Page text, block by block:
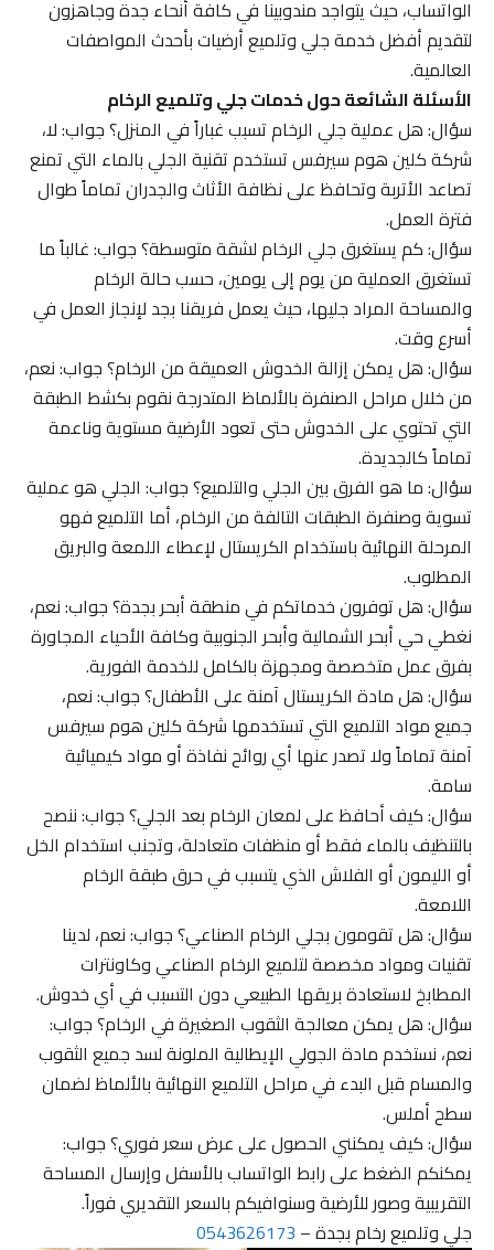
الواتساب، حيث يتواجد مندوبينا في كافة أنحاء جدة وجاهزون
لتقديم أفضل خدمة جلي وتلميع أرضيات بأحدث المواصفات
العالمية.
الأسئلة الشائعة حول خدمات جلي وتلميع الرخام
سؤال: هل عملية جلي الرخام تسبب غباراً في المنزل؟ جواب: لا،
شركة كلين هوم سيرفس تستخدم تقنية الجلي بالماء التي تمنع
تصاعد الأتربة وتحافظ على نظافة الأثاث والجدران تماماً طوال
فترة العمل.
سؤال: كم يستغرق جلي الرخام لشقة متوسطة؟ جواب: غالباً ما
تستغرق العملية من يوم إلى يومين، حسب حالة الرخام
والمساحة المراد جليها، حيث يعمل فريقنا بجد لإنجاز العمل في
أسرع وقت.
سؤال: هل يمكن إزالة الخدوش العميقة من الرخام؟ جواب: نعم،
من خلال مراحل الصنفرة بالألماظ المتدرجة نقوم بكشط الطبقة
التي تحتوي على الخدوش حتى تعود الأرضية مستوية وناعمة
تماماً كالجديدة.
سؤال: ما هو الفرق بين الجلي والتلميع؟ جواب: الجلي هو عملية
تسوية وصنفرة الطبقات التالفة من الرخام، أما التلميع فهو
المرحلة النهائية باستخدام الكريستال لإعطاء اللمعة والبريق
المطلوب.
سؤال: هل توفرون خدماتكم في منطقة أبحر بجدة؟ جواب: نعم،
نغطي حي أبحر الشمالية وأبحر الجنوبية وكافة الأحياء المجاورة
بفرق عمل متخصصة ومجهزة بالكامل للخدمة الفورية.
سؤال: هل مادة الكريستال آمنة على الأطفال؟ جواب: نعم،
جميع مواد التلميع التي تستخدمها شركة كلين هوم سيرفس
آمنة تماماً ولا تصدر عنها أي روائح نفاذة أو مواد كيميائية
سامة.
سؤال: كيف أحافظ على لمعان الرخام بعد الجلي؟ جواب: ننصح
بالتنظيف بالماء فقط أو منظفات متعادلة، وتجنب استخدام الخل
أو الليمون أو الفلاش الذي يتسبب في حرق طبقة الرخام
اللامعة.
سؤال: هل تقومون بجلي الرخام الصناعي؟ جواب: نعم، لدينا
تقنيات ومواد مخصصة لتلميع الرخام الصناعي وكاونترات
المطابخ لاستعادة بريقها الطبيعي دون التسبب في أي خدوش.
سؤال: هل يمكن معالجة الثقوب الصغيرة في الرخام؟ جواب:
نعم، نستخدم مادة الجولي الإيطالية الملونة لسد جميع الثقوب
والمسام قبل البدء في مراحل التلميع النهائية بالألماظ لضمان
سطح أملس.
سؤال: كيف يمكنني الحصول على عرض سعر فوري؟ جواب:
يمكنكم الضغط على رابط الواتساب بالأسفل وإرسال المساحة
التقريبية وصور للأرضية وسنوافيكم بالسعر التقديري فوراً.
جلي وتلميع رخام بجدة –0543626173